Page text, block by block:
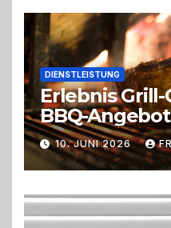
DIENSTLEISTUNG
Erlebnis
BBQ-
perfekten
Trend zu
Live-Cooking
10. JUNI 2026